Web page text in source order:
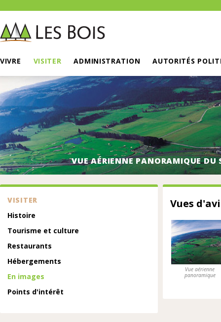
VIVRE VISITER ADMINISTRATION AUTORITÉS
VUE AÉRIENNE PANORAMIQUE DU
VISITER
Histoire
Tourisme et culture
Restaurants
Hébergements
En images
Points d'intérêt
Vues
Vue aérienne
panoramique